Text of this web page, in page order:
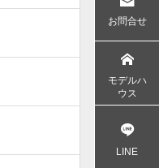
バイクと
LIFE STYLE
お問合せ
モデルハ
ウス
LINE